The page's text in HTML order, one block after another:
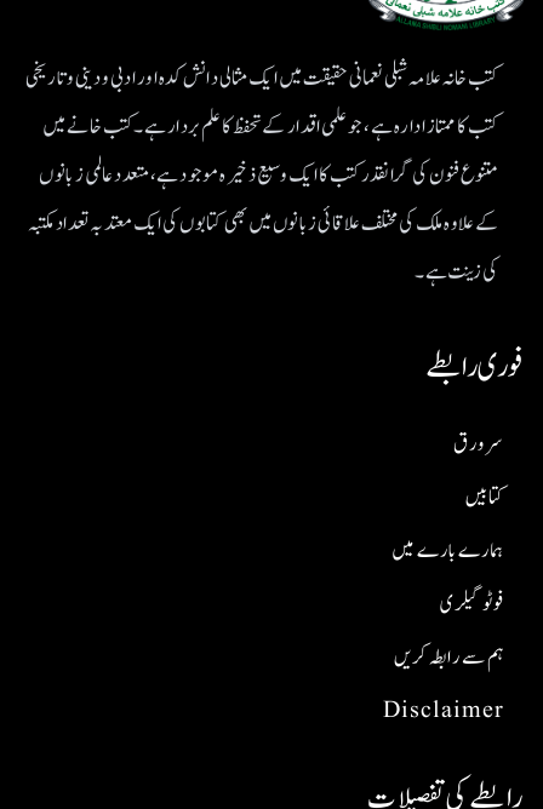
کتب خانہ علامہ شبلی نعمانی حقیقت میں ایک مثالی دانش کدہ اور ادبی ودینی و تاریخی
کتب کا ممتاز ادارہ ہے، جو علمی اقدار کے تحفظ کا علم بردار ہے۔کتب خانے میں
متنوع فنون کی گرانقدر کتب کا ایک وسیع ذخیرہ موجود ہے، متعدد عالمی زبانوں
کے علاوہ ملک کی مختلف علاقائی زبانوں میں بھی کتابوں کی ایک معتد بہ تعداد مکتبہ
کی زینت ہے۔
فوری رابطے
Disclaimer
ہم سے رابطہ کریں
فوٹو گیلری
ہمارے بارے میں
کتابیں
سر ورق
رابطے کی تفصیلات